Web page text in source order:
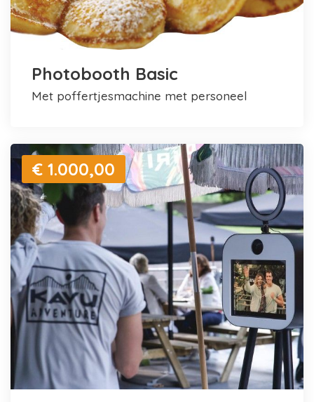
Photobooth Basic
met poffertjesmachine met personeel
€ 1.000,00